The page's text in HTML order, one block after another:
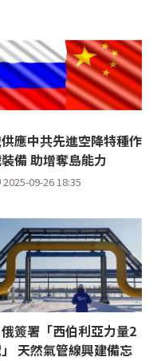
應中共先進空降特種作
備 助增奪島能力
2025-09-26 18:35
簽署「西伯利亞力量2
天然氣管線興建備忘